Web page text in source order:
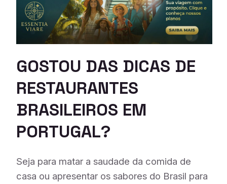
GOSTOU DAS DICAS DE
RESTAURANTES
BRASILEIROS EM
PORTUGAL?
Seja para matar a saudade da comida de
casa ou apresentar os sabores do Brasil para